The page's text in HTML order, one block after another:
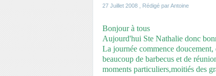
27 Juillet 2008 , Rédigé par Antoine
Bonjour à tous
Aujourd'hui Ste Nathalie donc
La journée commence
beaucoup de barbecus et de
moments particuliers,moitiés des